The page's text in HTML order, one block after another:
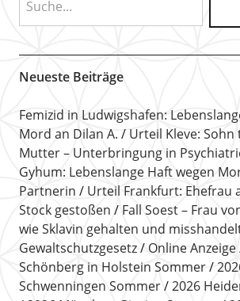
Neueste Beiträge
Femizid in Ludwigshafen:
Mord an Dilan A.
Urteil Kleve:
Mutter – Unterbringung in
Gyhum: Lebenslange Haft wegen
Partnerin
Urteil Frankfurt: Ehefrau
Stock gestoßen
Fall Soest – Frau
wie Sklavin gehalten und
Gewaltschutzgesetz
Online Anzeige
Schönberg in Holstein Sommer
Schwenningen Sommer
2026